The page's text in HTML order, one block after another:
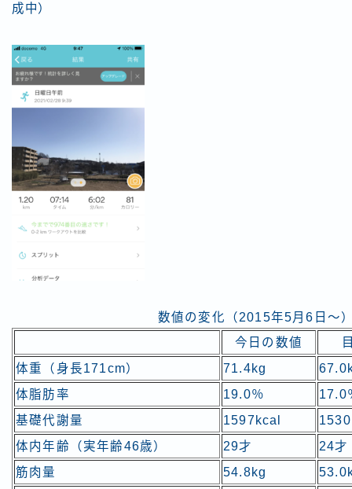
成中）
数値の変化（2015年5月6日～
今日の数値
体重（身長171cm）
71.4kg
体脂肪率
19.0％
17.0
基礎代謝量
1597kcal
体内年齢（実年齢46歳）
29才
24才
筋肉量
54.8kg